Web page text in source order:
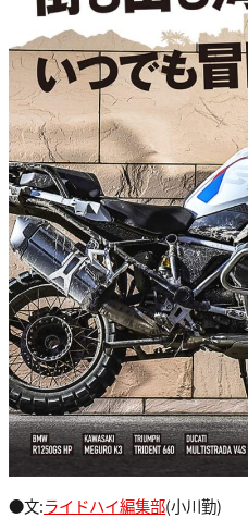
●文:ライドハイ編集部(小川勤)